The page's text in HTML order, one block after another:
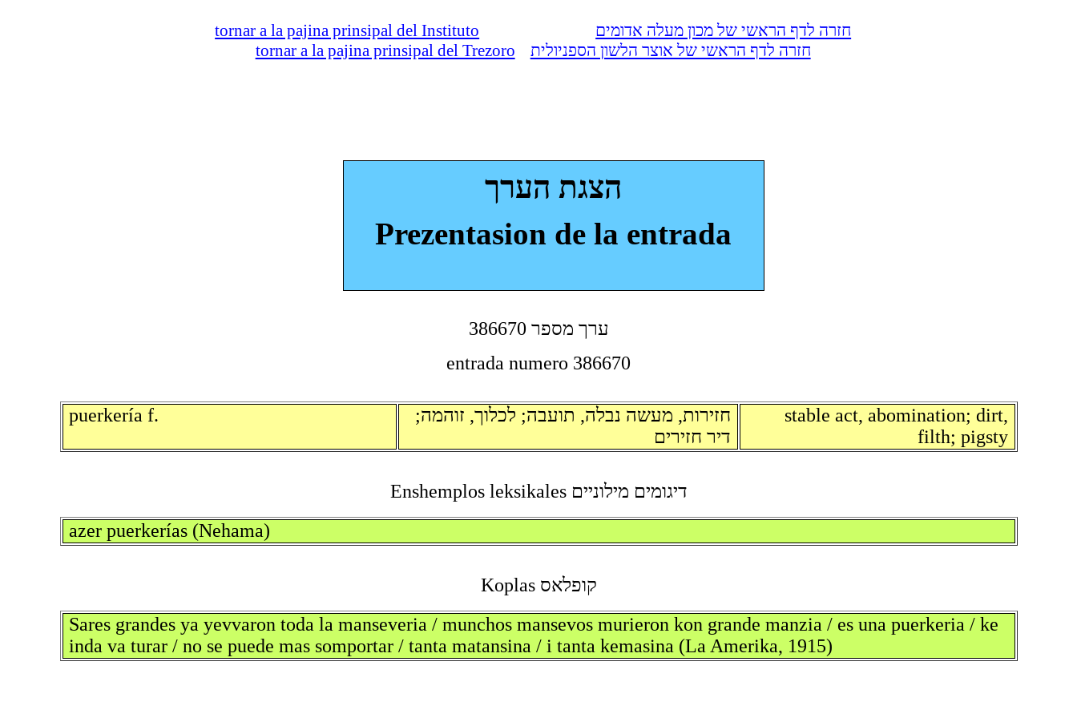
חזרה לדף הראשי של מכון מעלה אדומים
tornar a la pajina prinsipal del Instituto
חזרה לדף הראשי של אוצר הלשון הספניולית
tornar a la pajina prinsipal del Trezoro
הצגת הערך
Prezentasion de la entrada
386670 ערך מספר
entrada numero 386670
puerkería f.
חזירות, מעשה נבלה, תועבה; לכלוך, זוהמה;
דיר חזירים
stable act, abomination; dirt,
filth; pigsty
דיגומים מילוניים Enshemplos leksikales
a­zer puerkerías (Nehama)
קופלאס Koplas
Sares grandes ya yevvaron toda la manseveria / munchos mansevos murieron kon grande manzia / es una puerkeria / ke
inda va turar / no se puede mas somportar / tanta matansina / i tanta kemasina (La Amerika, 1915)